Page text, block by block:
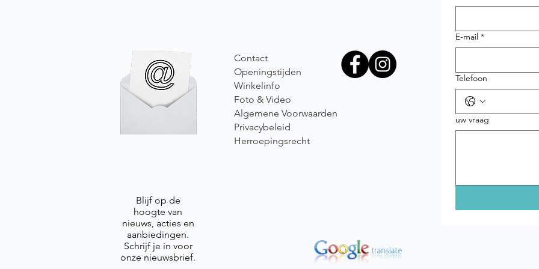
Blijf op de
hoogte van
nieuws, acties en
aanbiedingen.
Schrijf je in voor
onze nieuwsbrief.
Contact
Openingstijden
Winkelinfo
Foto & Video
Algemene Voorwaarden
Privacybeleid
Herroepingsrecht
E-mail *
Telefoon
uw vraag